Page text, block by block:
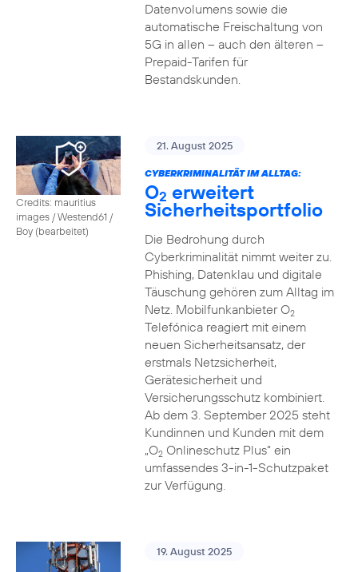
Datenvolumens sowie die
automatische Freischaltung von
5G in allen – auch den älteren –
Prepaid-Tarifen für
Bestandskunden.
Credits: mauritius
images / Westend61 /
Boy (bearbeitet)
21. August 2025
CYBERKRIMINALITÄT IM ALLTAG:
O2 erweitert
Sicherheitsportfolio
Die Bedrohung durch
Cyberkriminalität nimmt weiter zu.
Phishing, Datenklau und digitale
Täuschung gehören zum Alltag im
Netz. Mobilfunkanbieter O2
Telefónica reagiert mit einem
neuen Sicherheitsansatz, der
erstmals Netzsicherheit,
Gerätesicherheit und
Versicherungsschutz kombiniert.
Ab dem 3. September 2025 steht
Kundinnen und Kunden mit dem
„O2Onlineschutz Plus“ ein
umfassendes 3-in-1-Schutzpaket
zur Verfügung.
19. August 2025